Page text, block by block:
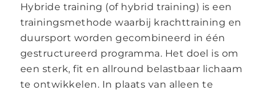
Hybride training (of hybrid training) is een
trainingsmethode waarbij krachttraining en
duursport worden gecombineerd in één
gestructureerd programma. Het doel is om
een sterk, fit en allround belastbaar lichaam
te ontwikkelen. In plaats van alleen te